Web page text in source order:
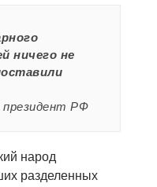
ничего не
РФ
народ
разделенных